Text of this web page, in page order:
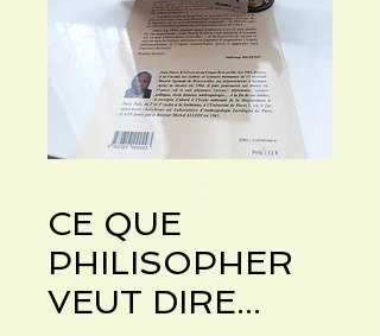
CE QUE
PHILISOPHER
VEUT DIRE...